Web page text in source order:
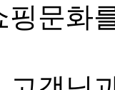
핑문화